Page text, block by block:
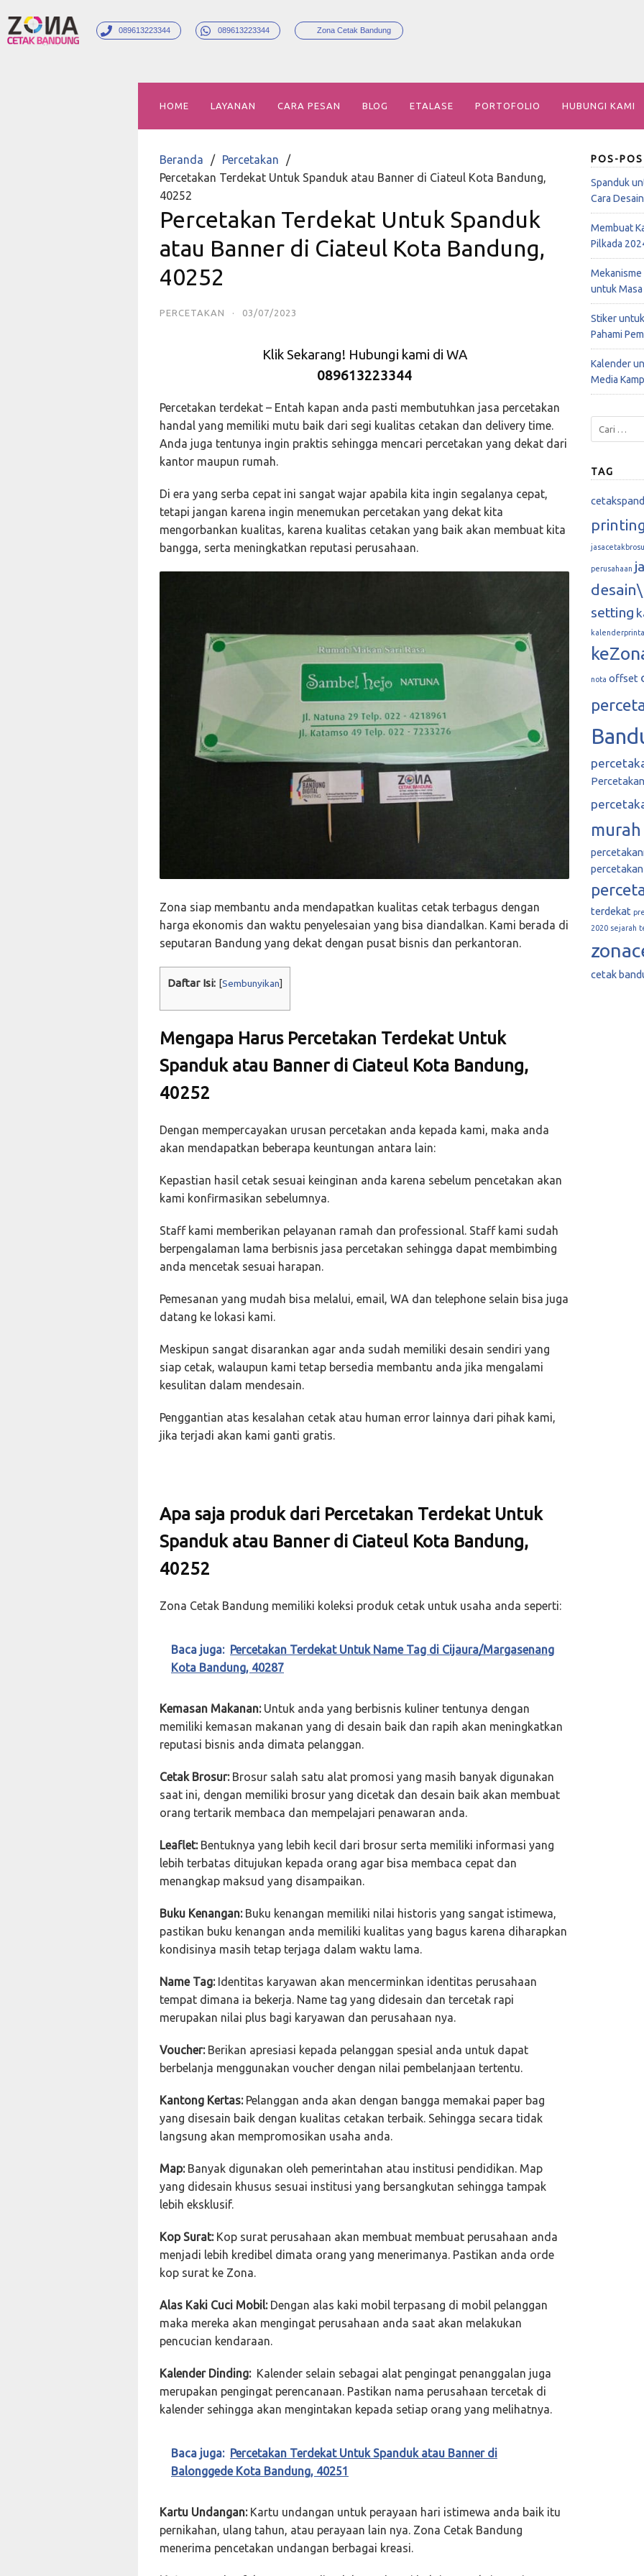
089613223344 089613223344 Zona Cetak Bandung
HOME LAYANAN CARA PESAN BLOG ETALASE PORTOFOLIO HUBUNGI KAMI
Beranda
Percetakan
Percetakan Terdekat Untuk Spanduk atau Banner di Ciateul Kota Bandung,
40252
Percetakan Terdekat Untuk Spanduk
atau Banner di Ciateul Kota Bandung,
40252
PERCETAKAN · 03/07/2023
Klik Sekarang! Hubungi kami di WA
089613223344
Percetakan terdekat – Entah kapan anda pasti membutuhkan jasa percetakan
handal yang memiliki mutu baik dari segi kualitas cetakan dan delivery time.
Anda juga tentunya ingin praktis sehingga mencari percetakan yang dekat dari
kantor maupun rumah.
Di era yang serba cepat ini sangat wajar apabila kita ingin segalanya cepat,
tetapi jangan karena ingin menemukan percetakan yang dekat kita
mengorbankan kualitas, karena kualitas cetakan yang baik akan membuat kita
bangga, serta meningkatkan reputasi perusahaan.
Zona siap membantu anda mendapatkan kualitas cetak terbagus dengan
harga ekonomis dan waktu penyelesaian yang bisa diandalkan. Kami berada di
seputaran Bandung yang dekat dengan pusat bisnis dan perkantoran.
Daftar Isi: [Sembunyikan]
Mengapa Harus Percetakan Terdekat Untuk
Spanduk atau Banner di Ciateul Kota Bandung,
40252
Dengan mempercayakan urusan percetakan anda kepada kami, maka anda
akan mendapatkan beberapa keuntungan antara lain:
Kepastian hasil cetak sesuai keinginan anda karena sebelum pencetakan akan
kami konfirmasikan sebelumnya.
Staff kami memberikan pelayanan ramah dan professional. Staff kami sudah
berpengalaman lama berbisnis jasa percetakan sehingga dapat membimbing
anda mencetak sesuai harapan.
Pemesanan yang mudah bisa melalui, email, WA dan telephone selain bisa juga
datang ke lokasi kami.
Meskipun sangat disarankan agar anda sudah memiliki desain sendiri yang
siap cetak, walaupun kami tetap bersedia membantu anda jika mengalami
kesulitan dalam mendesain.
Penggantian atas kesalahan cetak atau human error lainnya dari pihak kami,
jika terjadi akan kami ganti gratis.
Apa saja produk dari Percetakan Terdekat Untuk
Spanduk atau Banner di Ciateul Kota Bandung,
40252
Zona Cetak Bandung memiliki koleksi produk cetak untuk usaha anda seperti:
Baca juga: Percetakan Terdekat Untuk Name Tag di Cijaura/Margasenang
Kota Bandung, 40287
Kemasan Makanan:Untuk anda yang berbisnis kuliner tentunya dengan
memiliki kemasan makanan yang di desain baik dan rapih akan meningkatkan
reputasi bisnis anda dimata pelanggan.
Cetak Brosur:Brosur salah satu alat promosi yang masih banyak digunakan
saat ini, dengan memiliki brosur yang dicetak dan desain baik akan membuat
orang tertarik membaca dan mempelajari penawaran anda.
Leaflet:Bentuknya yang lebih kecil dari brosur serta memiliki informasi yang
lebih terbatas ditujukan kepada orang agar bisa membaca cepat dan
menangkap maksud yang disampaikan.
Buku Kenangan:Buku kenangan memiliki nilai historis yang sangat istimewa,
pastikan buku kenangan anda memiliki kualitas yang bagus karena diharapkan
kondisinya masih tetap terjaga dalam waktu lama.
Name Tag:Identitas karyawan akan mencerminkan identitas perusahaan
tempat dimana ia bekerja. Name tag yang didesain dan tercetak rapi
merupakan nilai plus bagi karyawan dan perusahaan nya.
Voucher:Berikan apresiasi kepada pelanggan spesial anda untuk dapat
berbelanja menggunakan voucher dengan nilai pembelanjaan tertentu.
Kantong Kertas:Pelanggan anda akan dengan bangga memakai paper bag
yang disesain baik dengan kualitas cetakan terbaik. Sehingga secara tidak
langsung akan mempromosikan usaha anda.
Map:Banyak digunakan oleh pemerintahan atau institusi pendidikan. Map
yang didesain khusus sesuai institusi yang bersangkutan sehingga tampak
lebih eksklusif.
Kop Surat:Kop surat perusahaan akan membuat membuat perusahaan anda
menjadi lebih kredibel dimata orang yang menerimanya. Pastikan anda orde
kop surat ke Zona.
Alas Kaki Cuci Mobil:Dengan alas kaki mobil terpasang di mobil pelanggan
maka mereka akan mengingat perusahaan anda saat akan melakukan
pencucian kendaraan.
Kalender Dinding:Kalender selain sebagai alat pengingat penanggalan juga
merupakan pengingat perencanaan. Pastikan nama perusahaan tercetak di
kalender sehingga akan mengintakan kepada setiap orang yang melihatnya.
Baca juga: Percetakan Terdekat Untuk Spanduk atau Banner di
Balonggede Kota Bandung, 40251
Kartu Undangan:Kartu undangan untuk perayaan hari istimewa anda baik itu
pernikahan, ulang tahun, atau perayaan lain nya. Zona Cetak Bandung
menerima pencetakan undangan berbagai kreasi.
POS-
Spanduk
Cara
Membuat
Pilkada
Mekanisme
untuk
Stiker
Pahami
Kalender
Media
TAG
perusahaan
desain\
setting
nota offset
terdekat
2020 sejarah
cetak